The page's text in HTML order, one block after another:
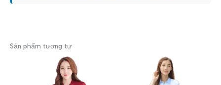
Sản phẩm tương tự